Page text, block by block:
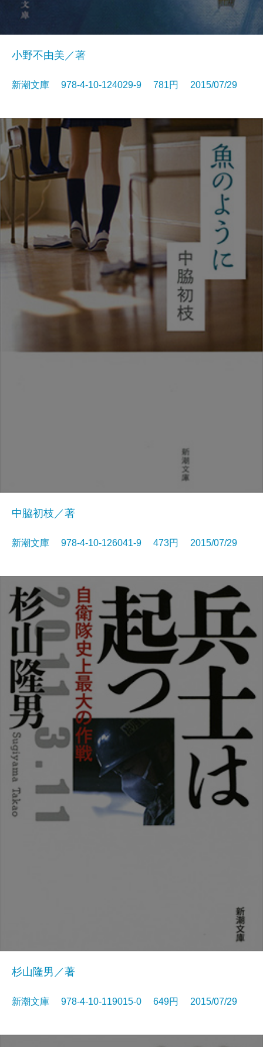
小野不由美／著
新潮文庫 978-4-10-124029-9 781円 2015/07/29
中脇初枝／著
新潮文庫 978-4-10-126041-9 473円 2015/07/29
杉山隆男／著
新潮文庫 978-4-10-119015-0 649円 2015/07/29